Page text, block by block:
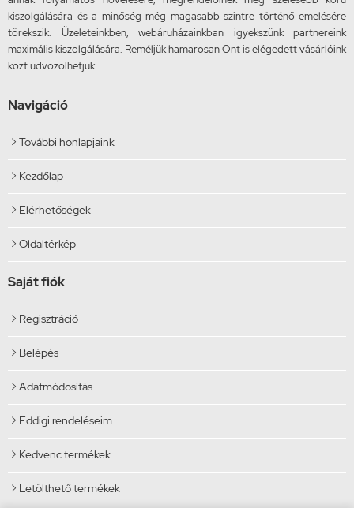
kiszolgálására és a minőség még magasabb szintre történő emelésére
törekszik. Üzeleteinkben, webáruházainkban igyekszünk partnereink
maximális kiszolgálására. Reméljük hamarosan Önt is elégedett vásárlóink
közt üdvözölhetjük.
Navigáció
 További honlapjaink
 Kezdőlap
 Elérhetőségek
 Oldaltérkép
Saját fiók
 Regisztráció
 Belépés
 Adatmódosítás
 Eddigi rendeléseim
 Kedvenc termékek
 Letölthető termékek